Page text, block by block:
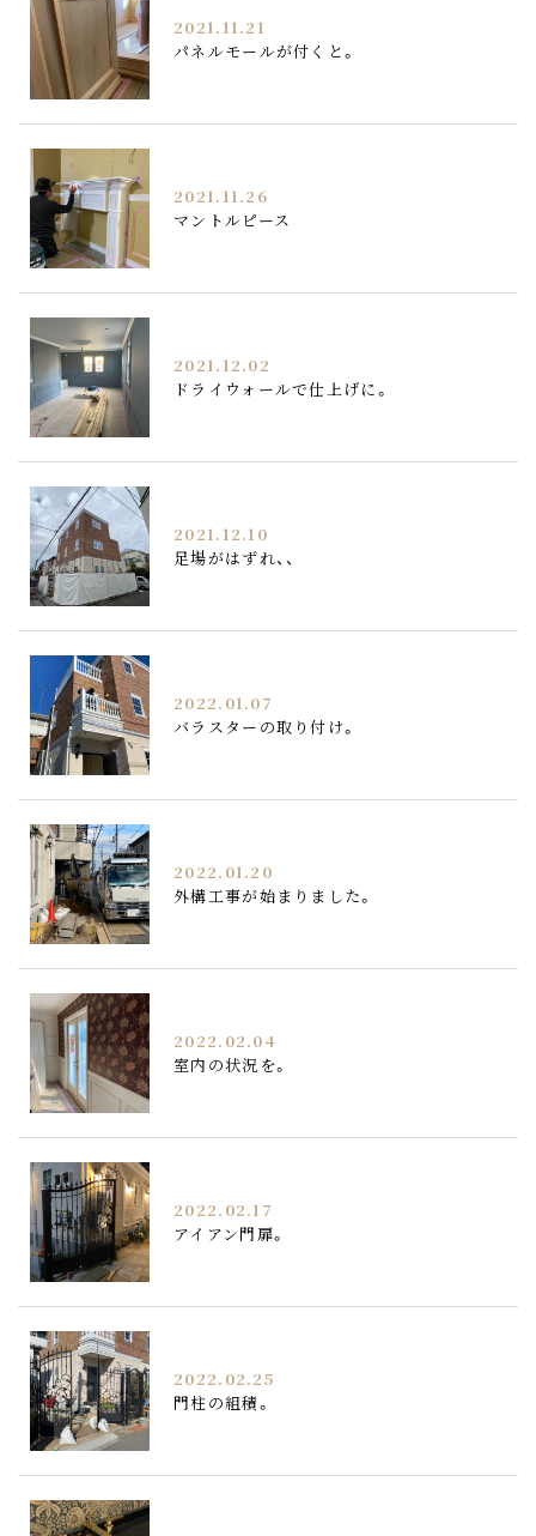
2021.11.21
パネルモールが付くと。
2021.11.26
マントルピース
2021.12.02
ドライウォールで仕上げに。
2021.12.10
足場がはずれ、、
2022.01.07
バラスターの取り付け。
2022.01.20
外構工事が始まりました。
2022.02.04
室内の状況を。
2022.02.17
アイアン門扉。
2022.02.25
門柱の組積。